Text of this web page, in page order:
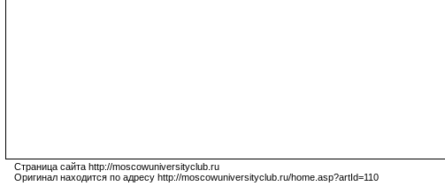
Страница сайта http://moscowuniversityclub.ru
Оригинал находится по адресу http://moscowuniversityclub.ru/home.asp?artId=110